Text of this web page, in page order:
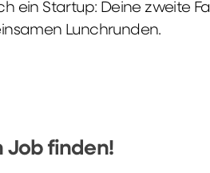
ein Startup: Deine zweite
Lunchrunden.
Job finden!